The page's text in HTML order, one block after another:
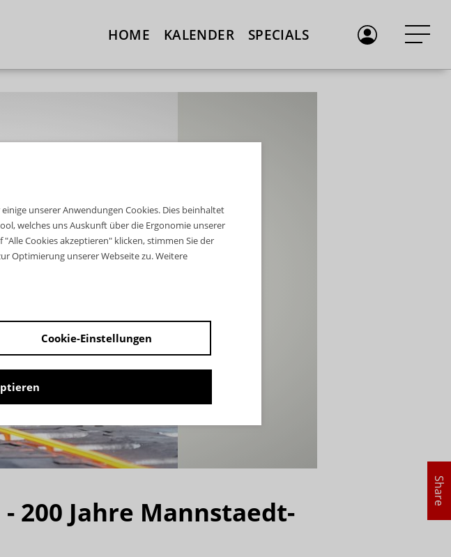
HOME KALENDER SPECIALS
200 Jahre Mannstaedt-
Share
unserer Anwendungen Cookies. Dies beinhaltet
welches uns Auskunft über die Ergonomie unserer
Cookies akzeptieren" klicken, stimmen Sie der
Optimierung unserer Webseite zu. Weitere
Cookie-Einstellungen